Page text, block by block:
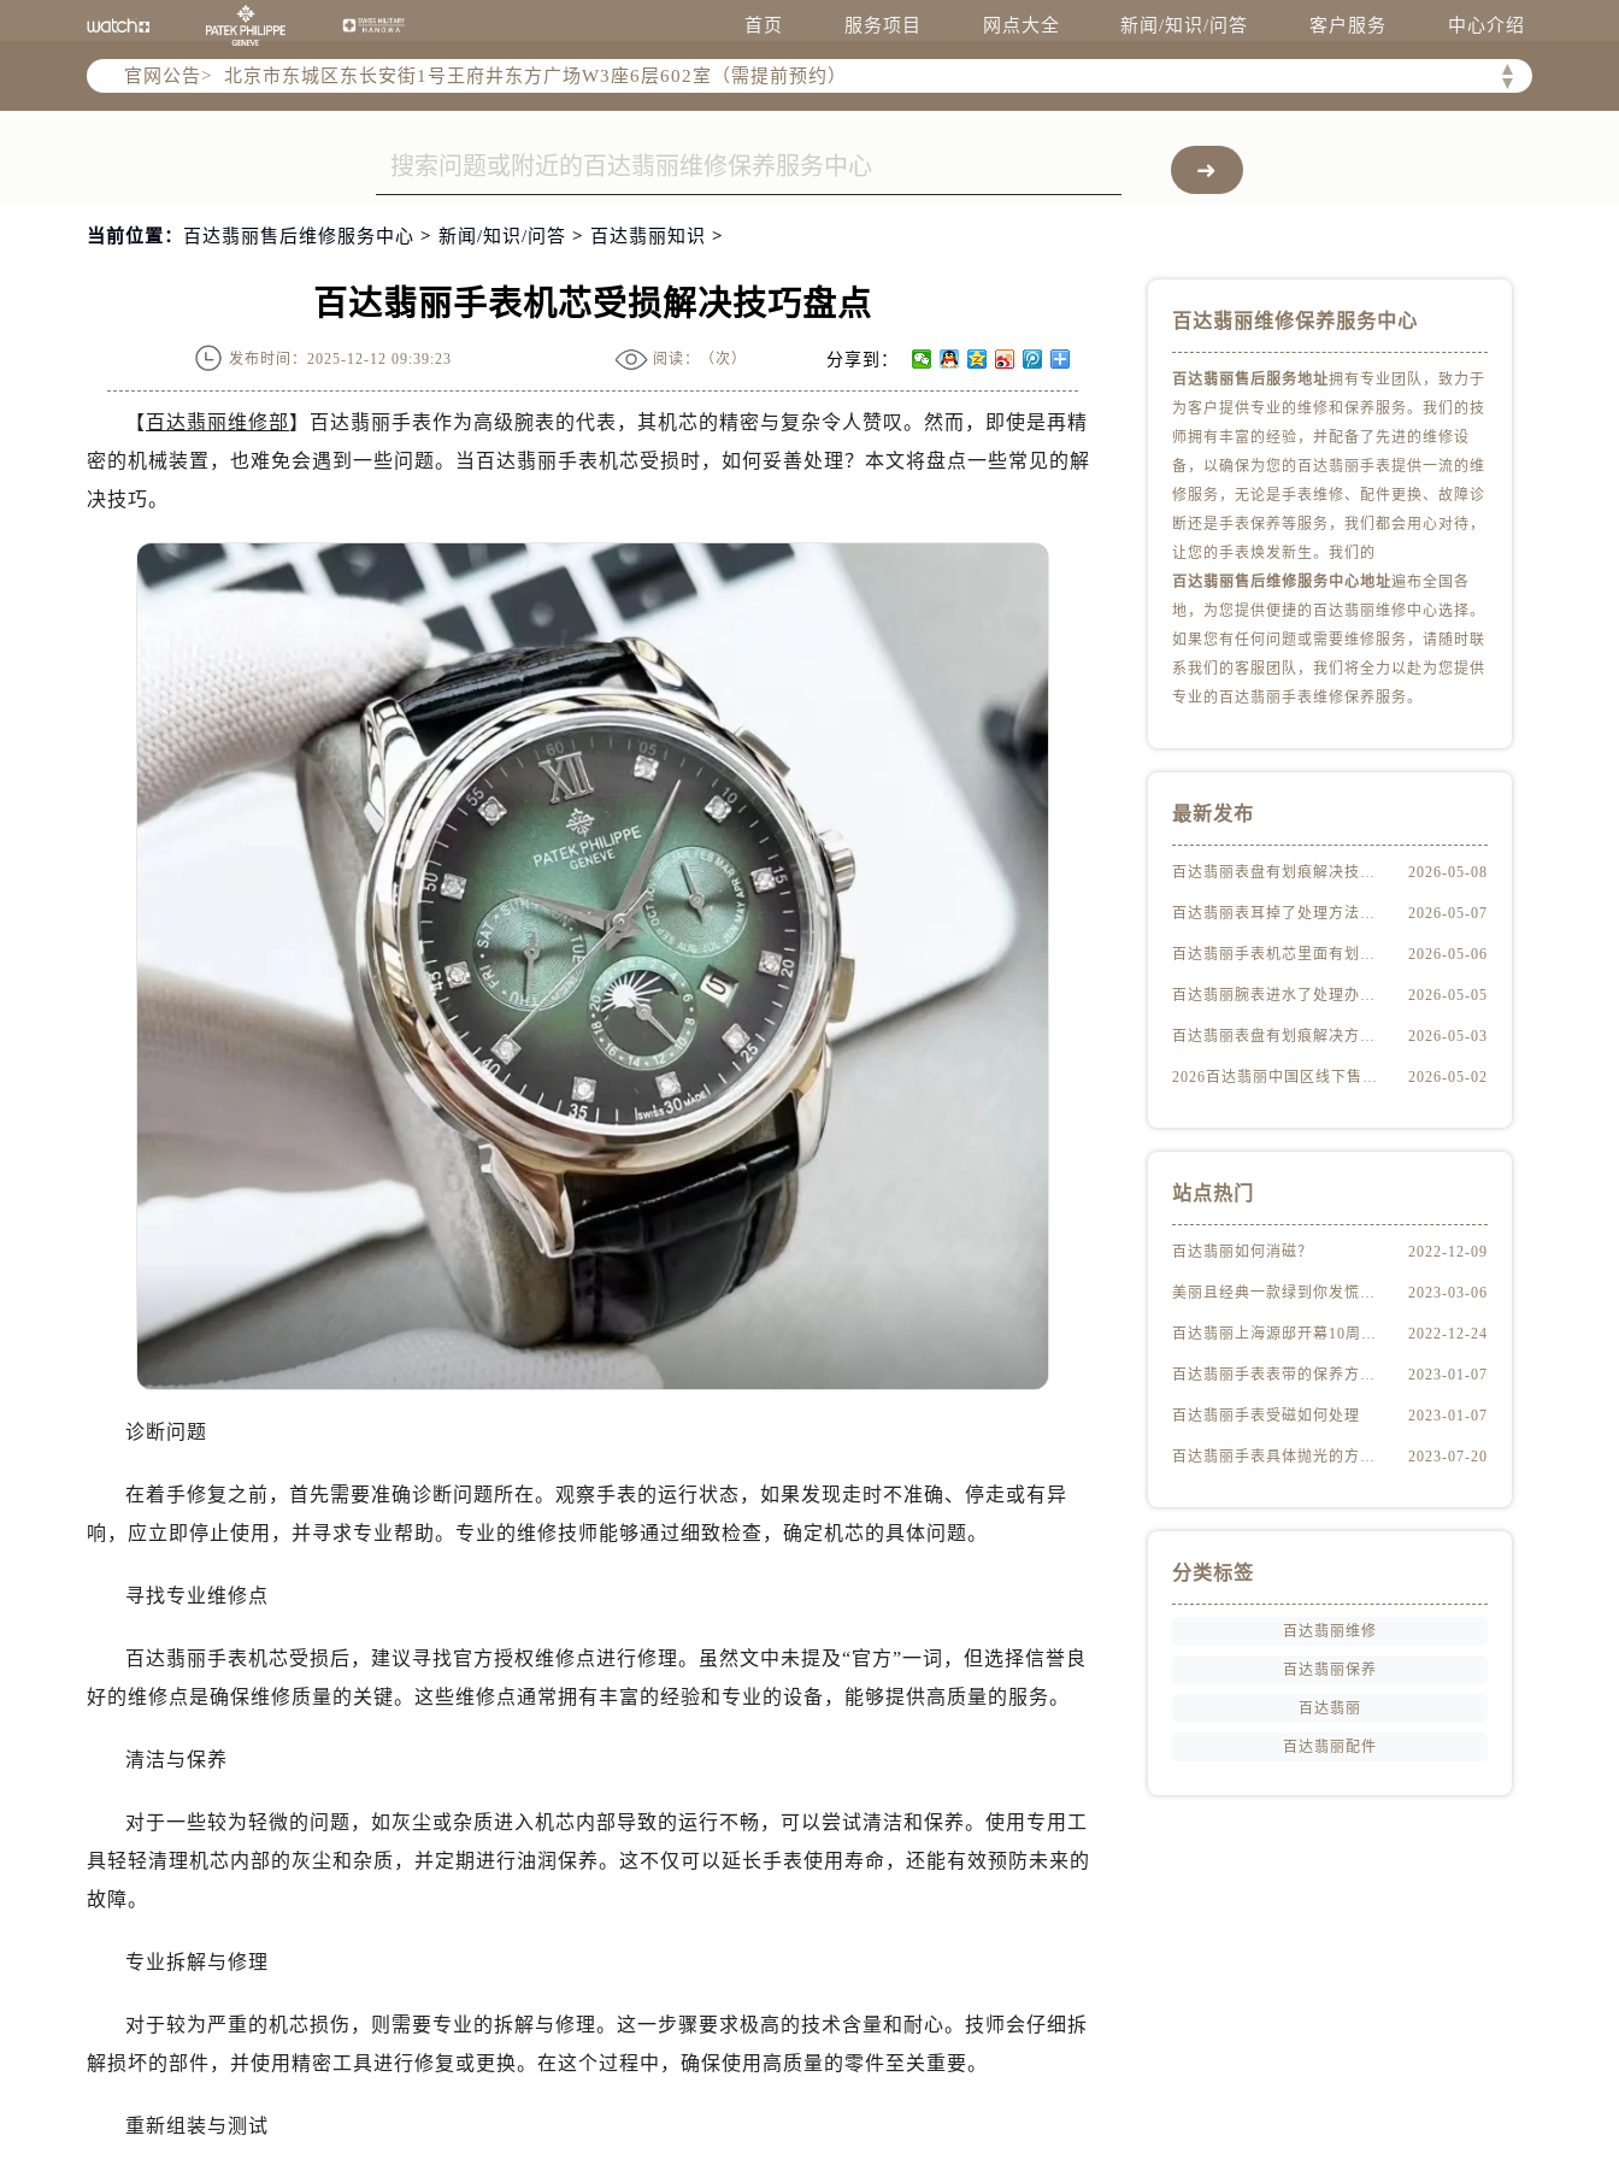
首页 服务项目 网点大全 新闻/知识/问答 客户服务 中心介绍
官网公告> ▲
▼
2026年5月百达翡丽售后服务中心最新网点地址：
北京市东城区东长安街1号王府井东方广场W3座6层602室（需提前预约）
北京市朝阳区建国门外大街甲6号华熙国际中心D座11层1102室（需提前预约）
天津市和平区赤峰道136号天津国际金融中心26层2603室（需提前预约）
上海市黄浦区南京东路299号宏伊国际广场写字楼8层806室（需提前预约）
常州市新北区龙锦路1590号现代传媒中心5号楼10层1008室（需提前预约）
扬州市邗江区国展路29号星耀天地写字楼1号楼18层1803室（需提前预约）
盐城市盐都区世纪大道5号盐城金融城写字楼1号楼16层1604室（需提前预约）
宁波市江北区大闸南路500号来福士广场办公楼20层2009室（需提前预约）
杭州市上城区钱江路1366号华润大厦A座5层503-5室（需提前预约）
嘉兴市南湖区广益路705号嘉兴世界贸易中心A座13层1304室（需提前预约）
南昌市红谷滩新区红谷中大道998号绿地双子塔（中央广场）A1座办公楼14层14-07室（需提前预约）
济南市历下区经十路11111号华润中心写字楼（万象城）15层1508室（需提前预约）
广州市天河区天河路230号万菱汇国际中心A塔7层704室（需提前预约）
广州市越秀区环市东路371-375号世界贸易中心大厦南塔15层1507室（需提前预约）
深圳市罗湖区深南东路5001号华润大厦17层1701室（需提前预约）
惠州市惠城区江北文昌一路7号华贸大厦（华贸天地）1座30层30-05室（需提前预约）
厦门市思明区湖滨东路95号万象城华润大厦B座11层1104室（需提前预约）
福州市晋安区竹屿路6号东二环泰禾广场2号楼5层509室（需提前预约）
成都市锦江区人民东路6号SAC东原中心24层2406B室（需提前预约）
重庆市江北区观音桥步行街2号融恒时代广场9层902室（需提前预约）
长沙市芙蓉区建湘路393号世茂环球金融中心写字楼10层1013室（需提前预约）
郑州市二七区民主路10号华润大厦29层2905室（需提前预约）
太原市迎泽区迎泽街道解放路15号亨得利名表维修授权店3楼（需提前预约）
沈阳市沈河区中街路137号亨得利名表维修授权店1楼（需提前预约）
沈阳市沈河区中街路83号亨得利名表维修授权店1楼（需提前预约）
乌鲁木齐市天山区红山路26号时代广场（CCMALL）C座17层17-B（需提前预约）
温州市鹿城区锦绣路1067号置信广场10层1015室（需提前预约）
哈尔滨市南岗区东大直街146号上和置地广场金座12层1214室（需提前预约）
大连市中山区人民路15号国际金融大厦7层G室（需提前预约）
佛山市禅城区季华五路57号万科金融中心C座12层1205室（需提前预约）
东莞市东城街道鸿福东路1号民盈国贸中心T1写字楼9层907室（需提前预约）
无锡市梁溪区人民中路139号恒隆广场写字楼1座11层1104室（需提前预约）
南通市崇川区工农路57号圆融广场写字楼16层1603室（需提前预约）
苏州市苏州工业园区星港街199号苏州中心办公楼C座22层08室（需提前预约）
武汉市江汉区解放大道686号世界贸易大厦38层09室（需提前预约）
泉州市丰泽区宝洲路729号浦西万达中心写字楼A座7楼709室（需提前预约）
青岛市南区山东路6号华润大厦B座22层04室（需提前预约）
长春市朝阳区西安大路727号中银大厦A座(旺进大厦)18层09室（需提前预约）
昆明市盘龙区北京路928号同德昆明广场写字楼10层06室（需提前预约）
石家庄市长安区中山东路39号勒泰中心写字楼B座13层07室（需提前预约）
海口市龙华区金贸东路5号海口华润大厦B座17层1707室（需提前预约）
黑龙江省大庆市萨尔图区会战大街百达翡丽售后服务中心（需提前预约）
黑龙江省鹤岗市向阳区红军路百达翡丽售后服务中心（需提前预约）
黑龙江省佳木斯市向阳区长安路百达翡丽售后服务中心（需提前预约）
黑龙江省七台河市桃山区大同街百达翡丽售后服务中心（需提前预约）
黑龙江省齐齐哈尔市龙沙区龙华路百达翡丽售后服务中心（需提前预约）
黑龙江省绥化市北林区新华街与康庄路交叉口百达翡丽售后服务中心（需提前预约）
当前位置： 百达翡丽售后维修服务中心 > 新闻/知识/问答 > 百达翡丽知识 >
百达翡丽手表机芯受损解决技巧盘点
发布时间：2025-12-12 09:39:23 阅读：（次） 分享到：
【百达翡丽维修部】百达翡丽手表作为高级腕表的代表，其机芯的精密与复杂令人赞叹。然而，即使是再精
密的机械装置，也难免会遇到一些问题。当百达翡丽手表机芯受损时，如何妥善处理？本文将盘点一些常见的解
决技巧。
诊断问题
在着手修复之前，首先需要准确诊断问题所在。观察手表的运行状态，如果发现走时不准确、停走或有异
响，应立即停止使用，并寻求专业帮助。专业的维修技师能够通过细致检查，确定机芯的具体问题。
寻找专业维修点
百达翡丽手表机芯受损后，建议寻找官方授权维修点进行修理。虽然文中未提及“官方”一词，但选择信誉良
好的维修点是确保维修质量的关键。这些维修点通常拥有丰富的经验和专业的设备，能够提供高质量的服务。
清洁与保养
对于一些较为轻微的问题，如灰尘或杂质进入机芯内部导致的运行不畅，可以尝试清洁和保养。使用专用工
具轻轻清理机芯内部的灰尘和杂质，并定期进行油润保养。这不仅可以延长手表使用寿命，还能有效预防未来的
故障。
专业拆解与修理
对于较为严重的机芯损伤，则需要专业的拆解与修理。这一步骤要求极高的技术含量和耐心。技师会仔细拆
解损坏的部件，并使用精密工具进行修复或更换。在这个过程中，确保使用高质量的零件至关重要。
重新组装与测试
百达翡丽维修保养服务中心
百达翡丽售后服务地址拥有专业团队，致力于
为客户提供专业的维修和保养服务。我们的技
师拥有丰富的经验，并配备了先进的维修设
备，以确保为您的百达翡丽手表提供一流的维
修服务，无论是手表维修、配件更换、故障诊
断还是手表保养等服务，我们都会用心对待，
让您的手表焕发新生。我们的
百达翡丽售后维修服务中心地址遍布全国各
地，为您提供便捷的百达翡丽维修中心选择。
如果您有任何问题或需要维修服务，请随时联
系我们的客服团队，我们将全力以赴为您提供
专业的百达翡丽手表维修保养服务。
最新发布
百达翡丽表盘有划痕解决技巧集锦 2026-05-08
百达翡丽表耳掉了处理方法深度解析 2026-05-07
百达翡丽手表机芯里面有划痕处理方法详解 2026-05-06
百达翡丽腕表进水了处理办法是什么 2026-05-05
百达翡丽表盘有划痕解决方法推荐 2026-05-03
2026百达翡丽中国区线下售后服务网点升级优化公告（最新电话及地址） 2026-05-02
站点热门
百达翡丽如何消磁？ 2022-12-09
美丽且经典一款绿到你发慌的百达翡丽腕表 2023-03-06
百达翡丽上海源邸开幕10周年展“与时间同源” 2022-12-24
百达翡丽手表表带的保养方法有哪些？ 2023-01-07
百达翡丽手表受磁如何处理 2023-01-07
百达翡丽手表具体抛光的方法（百达翡丽手表抛光的正确方法） 2023-07-20
分类标签
百达翡丽维修
百达翡丽保养
百达翡丽
百达翡丽配件